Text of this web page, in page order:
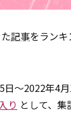
記事をラン
日～2022年4
り として、